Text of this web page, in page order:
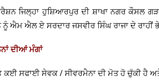
ਜਿਲ੍ਹਾ ਹੁਸ਼ਿਆਰਪੁਰ ਦੀ ਸ਼ਾਖਾ ਨਗਰ ਕੌਸਲ
ਐਮ ਐਲ ਏ ਸਰਦਾਰ ਜਸਵੀਰ ਸਿੰਘ ਰਾਜਾ ਦੇ ਰਾਹੀਂ
ਦੀਆਂ ਮੰਗਾਂ
ਕਈ ਸਫਾਈ ਸੇਵਕ / ਸੀਵਰਮੈਨਾ ਦੀ ਮੋਤ ਹੋ ਚੁੱਕੀ ਹੈ